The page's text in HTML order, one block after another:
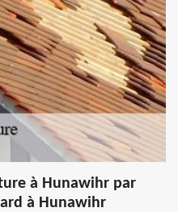
à Hunawihr par
à Hunawihr